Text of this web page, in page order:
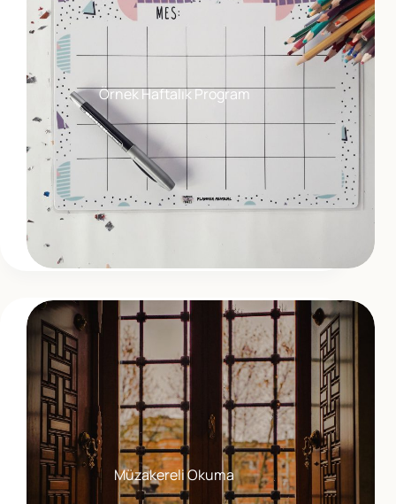
Örnek Haftalık Program
Müzakereli Okuma